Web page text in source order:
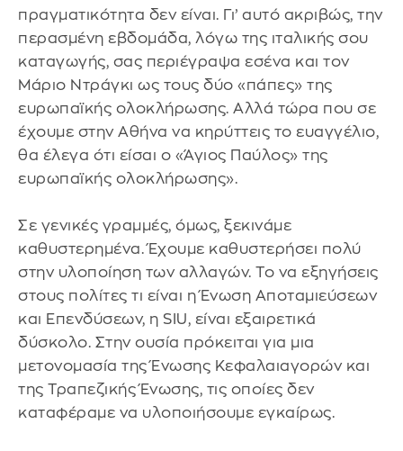
πραγματικότητα δεν είναι. Γι’ αυτό ακριβώς, την
περασμένη εβδομάδα, λόγω της ιταλικής σου
καταγωγής, σας περιέγραψα εσένα και τον
Μάριο Ντράγκι ως τους δύο «πάπες» της
ευρωπαϊκής ολοκλήρωσης. Αλλά τώρα που σε
έχουμε στην Αθήνα να κηρύττεις το ευαγγέλιο,
θα έλεγα ότι είσαι ο «Άγιος Παύλος» της
ευρωπαϊκής ολοκλήρωσης».
Σε γενικές γραμμές, όμως, ξεκινάμε
καθυστερημένα. Έχουμε καθυστερήσει πολύ
στην υλοποίηση των αλλαγών. Το να εξηγήσεις
στους πολίτες τι είναι η Ένωση Αποταμιεύσεων
και Επενδύσεων, η SIU, είναι εξαιρετικά
δύσκολο. Στην ουσία πρόκειται για μια
μετονομασία της Ένωσης Κεφαλαιαγορών και
της Τραπεζικής Ένωσης, τις οποίες δεν
καταφέραμε να υλοποιήσουμε εγκαίρως.